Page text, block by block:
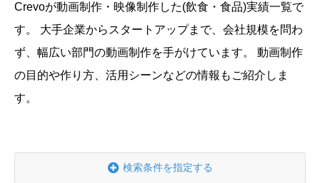
料金
お客様の声
お役立ち情報
Crevoが動画制作・映像制作した(飲食・食品)実績⼀覧で
す。
大手企業からスタートアップまで、会社規模を問わ
ず、幅広い部門の動画制作を手がけています。
動画制作
の目的や作り方、活用シーンなどの情報もご紹介しま
す。
検索条件を指定する